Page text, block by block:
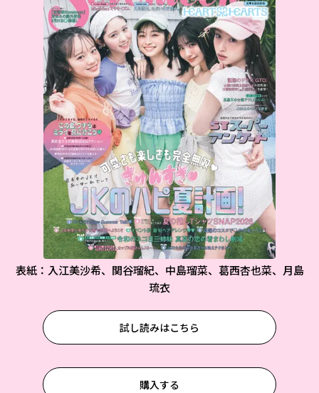
表紙：入江美沙希、関谷瑠紀、中島瑠菜、葛西杏也菜、月島
琉衣
試し読みはこちら
購入する